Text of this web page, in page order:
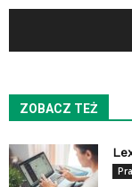
ZOBACZ TEŻ